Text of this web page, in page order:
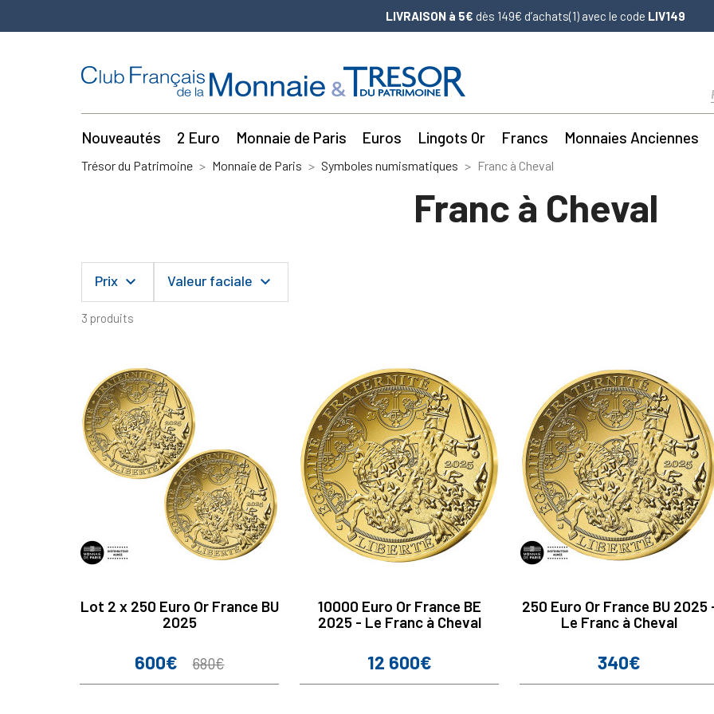
LIVRAISON à 5€ dès 149€ d’achats(1) avec le code LIV149
Nouveautés 2 Euro Monnaie de Paris Euros Lingots Or Francs Monnaies Anciennes
Trésor du Patrimoine Monnaie de Paris Symboles numismatiques Franc à Cheval
Franc à Cheval
Prix keyboard_arrow_down Valeur faciale keyboard_arrow_down
3 produits
Lot 2 x 250 Euro Or France BU
2025
Prix
600€
Prix
680€
10000 Euro Or France BE
2025 - Le Franc à Cheval
Prix
12 600€
250 Euro Or France BU 2025
Le Franc à Cheval
Prix
340€